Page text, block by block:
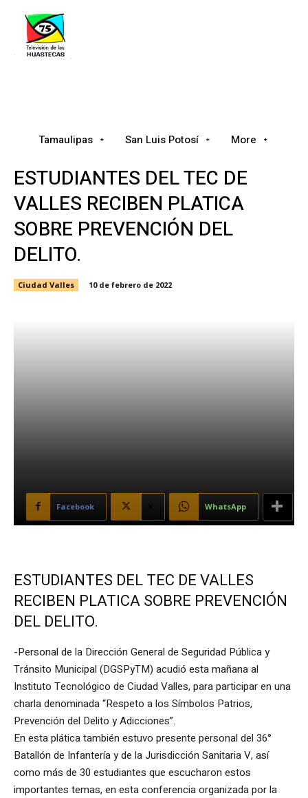
Tamaulipas San Luis Potosí More
ESTUDIANTES DEL TEC DE
VALLES RECIBEN PLATICA
SOBRE PREVENCIÓN DEL
DELITO.
Ciudad Valles 10 de febrero de 2022
Facebook WhatsApp
ESTUDIANTES DEL TEC DE VALLES
RECIBEN PLATICA SOBRE PREVENCIÓN
DEL DELITO.
-Personal de la Dirección General de Seguridad Pública y
Tránsito Municipal (DGSPyTM) acudió esta mañana al
Instituto Tecnológico de Ciudad Valles, para participar en una
charla denominada “Respeto a los Símbolos Patrios,
Prevención del Delito y Adicciones”.
En esta plática también estuvo presente personal del 36°
Batallón de Infantería y de la Jurisdicción Sanitaria V, así
como más de 30 estudiantes que escucharon estos
importantes temas, en esta conferencia organizada por la